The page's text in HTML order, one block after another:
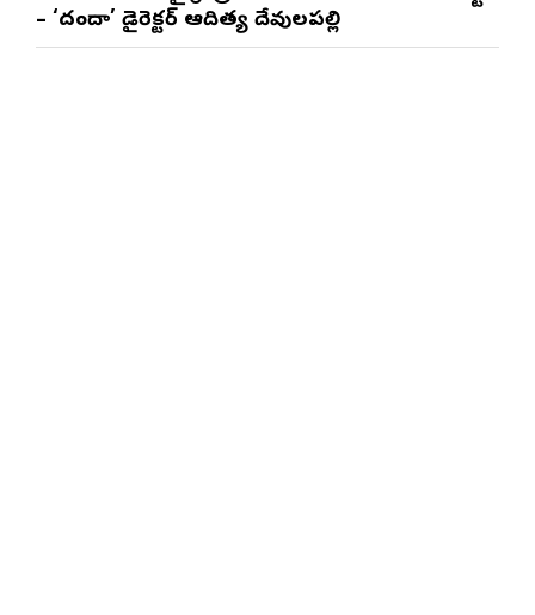
– ‘దందా’ డైరెక్ట‌ర్ ఆదిత్య దేవులపల్లి